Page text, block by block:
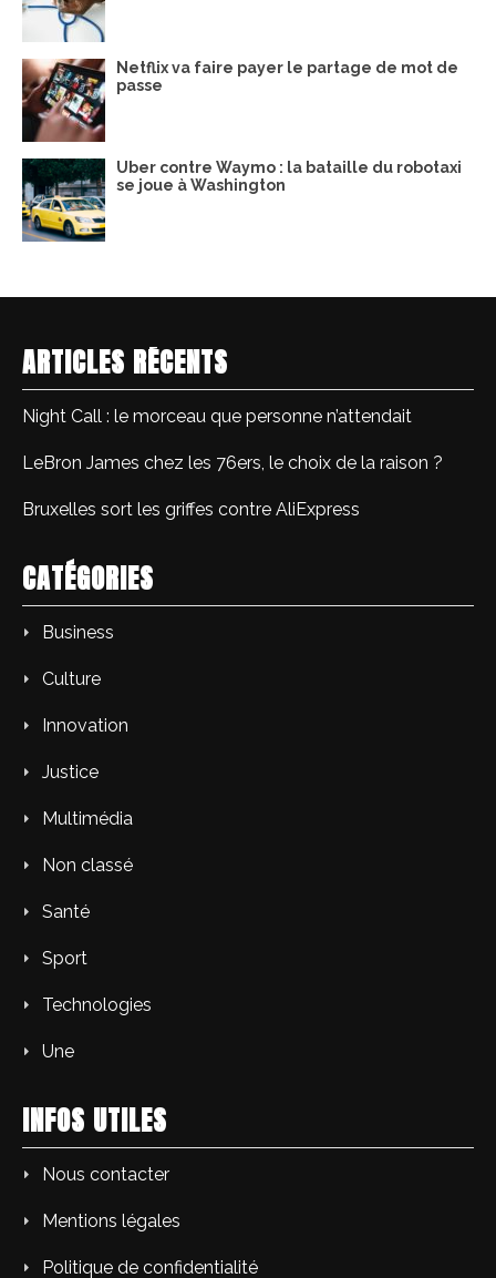
Netflix va faire payer le partage de mot de
passe
Uber contre Waymo : la bataille du robotaxi
se joue à Washington
ARTICLES RÉCENTS
Night Call : le morceau que personne n’attendait
LeBron James chez les 76ers, le choix de la raison ?
Bruxelles sort les griffes contre AliExpress
CATÉGORIES
Business
Culture
Innovation
Justice
Multimédia
Non classé
Santé
Sport
Technologies
Une
INFOS UTILES
Nous contacter
Mentions légales
Politique de confidentialité